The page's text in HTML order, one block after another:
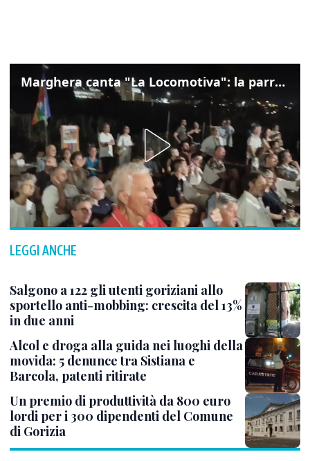
Marghera canta "La Locomotiva": la parrocchia della Cita ricorda Guccini
LEGGI ANCHE
Salgono a 122 gli utenti goriziani allo
sportello anti-mobbing: crescita del 13%
in due anni
Alcol e droga alla guida nei luoghi della
movida: 5 denunce tra Sistiana e
Barcola, patenti ritirate
Un premio di produttività da 800 euro
lordi per i 300 dipendenti del Comune
di Gorizia